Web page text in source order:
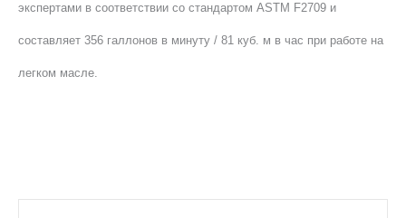
экспертами в соответствии со стандартом ASTM F2709 и
составляет 356 галлонов в минуту / 81 куб. м в час при работе на
легком масле.